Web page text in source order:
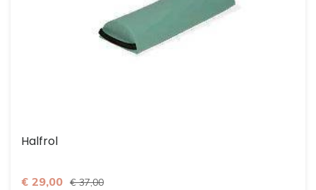
Halfrol
€ 29,00 € 37,00